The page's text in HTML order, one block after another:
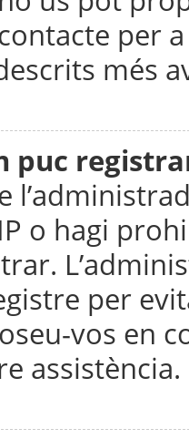
per
més
puc
o hagi
per
vos en
assistència.